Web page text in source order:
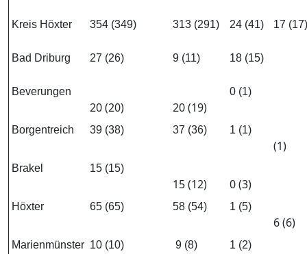
Kreis Höxter 354 (349) 313 (291) 24 (41) 17 (17)
Bad Driburg 27 (26) 9 (11) 18 (15)
Beverungen
20 (20) 20 (19)
0 (1)
Borgentreich 39 (38) 37 (36) 1 (1)
(1)
Brakel 15 (15)
15 (12) 0 (3)
Höxter 65 (65) 58 (54) 1 (5)
6 (6)
Marienmünster 10 (10) 9 (8) 1 (2)